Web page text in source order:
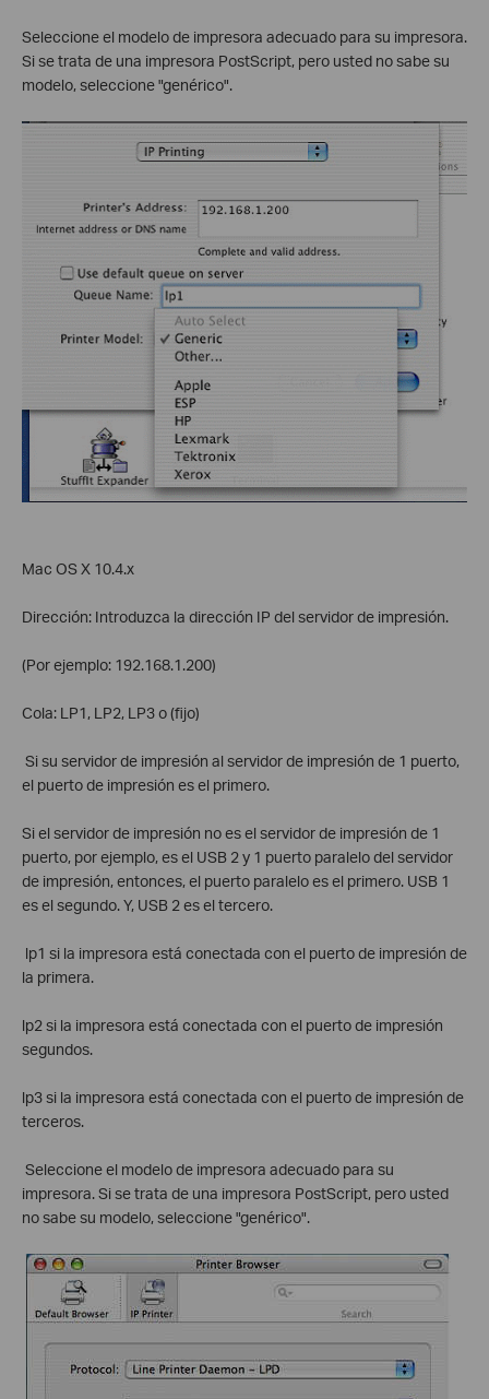
Seleccione el modelo de impresora adecuado para su impresora.
Si se trata de una impresora PostScript, pero usted no sabe su
modelo, seleccione "genérico".
Mac OS X 10.4.x
Dirección: Introduzca la dirección IP del servidor de impresión.
(Por ejemplo: 192.168.1.200)
Cola: LP1, LP2, LP3 o (fijo)
Si su servidor de impresión al servidor de impresión de 1 puerto,
el puerto de impresión es el primero.
Si el servidor de impresión no es el servidor de impresión de 1
puerto, por ejemplo, es el USB 2 y 1 puerto paralelo del servidor
de impresión, entonces, el puerto paralelo es el primero. USB 1
es el segundo. Y, USB 2 es el tercero.
lp1 si la impresora está conectada con el puerto de impresión de
la primera.
lp2 si la impresora está conectada con el puerto de impresión
segundos.
lp3 si la impresora está conectada con el puerto de impresión de
terceros.
Seleccione el modelo de impresora adecuado para su
impresora. Si se trata de una impresora PostScript, pero usted
no sabe su modelo, seleccione "genérico".